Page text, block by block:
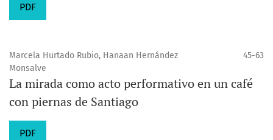
PDF
Marcela Hurtado Rubio, Hanaan Hernández
Monsalve
45-63
La mirada como acto performativo en un café
con piernas de Santiago
PDF